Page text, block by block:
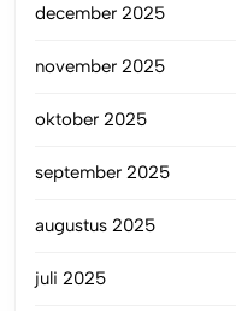
december 2025
november 2025
oktober 2025
september 2025
augustus 2025
juli 2025